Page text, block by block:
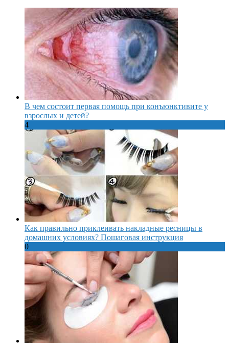
В чем состоит первая помощь при конъюнктивите у
взрослых и детей?
4
Как правильно приклеивать накладные ресницы в
домашних условиях? Пошаговая инструкция
0